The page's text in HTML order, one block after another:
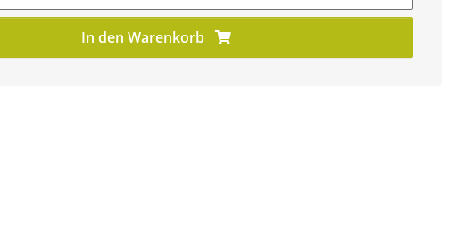
In den Warenkorb